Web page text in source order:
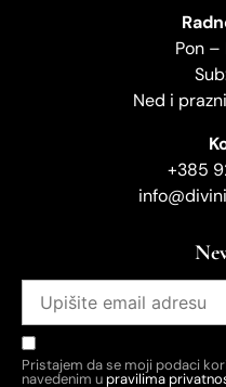
Pon –
Ned i
+385
Pristajem da se moji podaci
navedenim upravilima